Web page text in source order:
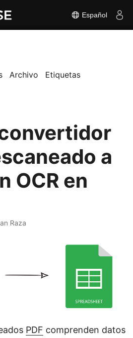
Español
Archivo Etiquetas
a
OCR en
Raza
PDF comprenden datos